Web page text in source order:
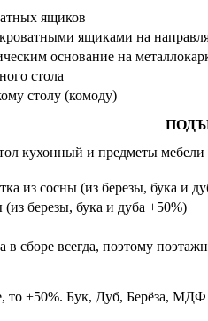
ящиков
ящиками на
основание на
стола
столу (комоду)
кухонный и предметы мебели
из сосны (из березы, бука и
березы, бука и дуба +50%)
сборе всегда, поэтому
то +50%. Бук, Дуб, Берёза, МДФ